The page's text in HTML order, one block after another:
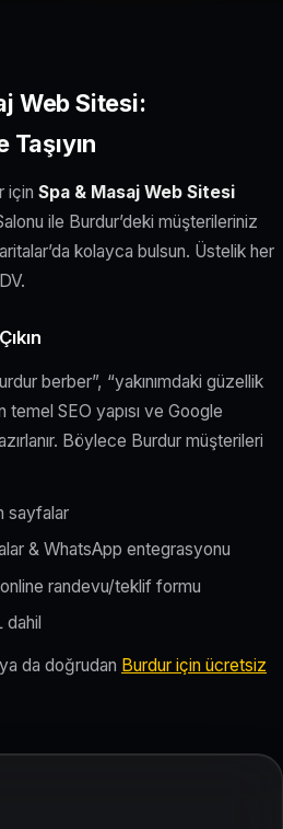
Web Sitesi:
için Spa & Masaj Web Sitesi
ile Burdur’deki müşterileriniz
kolayca bulsun. Üstelik her
berber”, “yakınımdaki güzellik
temel SEO yapısı ve Google
Böylece Burdur müşterileri
sayfalar
& WhatsApp entegrasyonu
randevu/teklif formu
ya da doğrudan Burdur için ücretsiz